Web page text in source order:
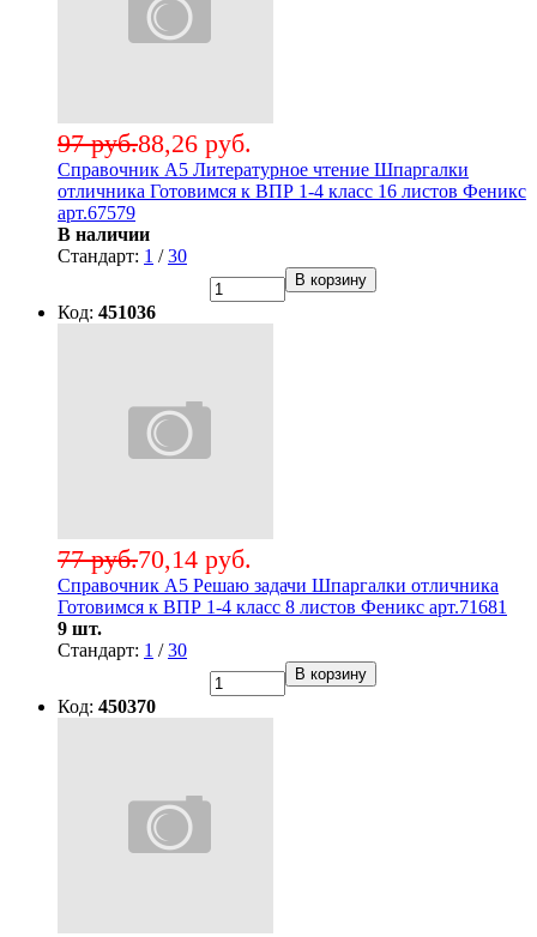
88,26 руб.
97 руб.
Справочник А5 Литературное чтение Шпаргалки
отличника Готовимся к ВПР 1-4 класс 16 листов Феникс
арт.67579
В наличии
Стандарт: 1 /30
В корзину
Код: 451036
70,14 руб.
77 руб.
Справочник А5 Решаю задачи Шпаргалки отличника
Готовимся к ВПР 1-4 класс 8 листов Феникс арт.71681
9 шт.
Стандарт: 1 /30
В корзину
Код: 450370